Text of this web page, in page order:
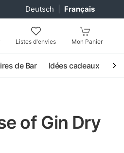
Deutsch Français
Listes d'envies Mon Panier
de Bar Idées cadeaux
of Gin Dry